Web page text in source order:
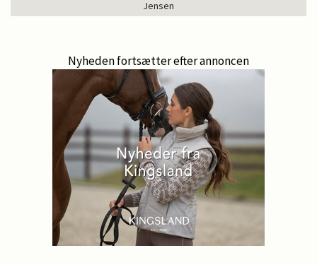
Jensen
Nyheden fortsætter efter annoncen